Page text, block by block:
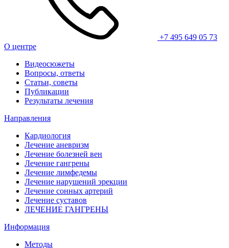
+7 495 649 05 73
О центре
Видеосюжеты
Вопросы, ответы
Статьи, советы
Публикации
Результаты лечения
Направления
Кардиология
Лечение аневризм
Лечение болезней вен
Лечение гангрены
Лечение лимфедемы
Лечение нарушений эрекции
Лечение сонных артерий
Лечение суставов
ЛЕЧЕНИЕ ГАНГРЕНЫ
Информация
Методы